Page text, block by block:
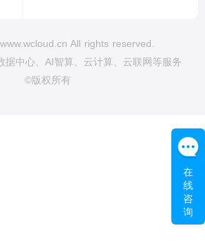
All rights reserved.
据中心、AI智算、云计算、云联网等服务
©版权所有
在
线
咨
询